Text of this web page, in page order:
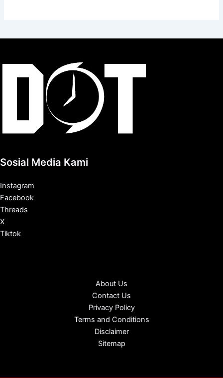
Sosial Media Kami
Instagram
Facebook
Threads
X
Tiktok
About Us
Contact Us
Privacy Policy
Terms and Conditions
Disclaimer
Sitemap